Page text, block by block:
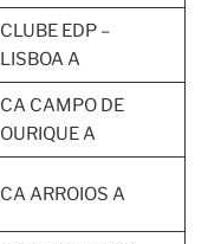
CLUBE EDP –
LISBOA A
CA CAMPO DE
OURIQUE A
CA ARROIOS A